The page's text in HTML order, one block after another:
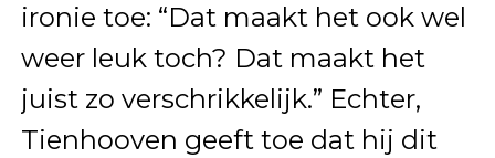
ironie toe: “Dat maakt het ook wel
weer leuk toch? Dat maakt het
juist zo verschrikkelijk.” Echter,
Tienhooven geeft toe dat hij dit